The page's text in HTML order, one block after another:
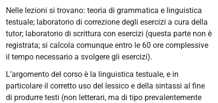
Nelle lezioni si trovano: teoria di grammatica e linguistica
testuale; laboratorio di correzione degli esercizi a cura della
tutor; laboratorio di scrittura con esercizi (questa parte non è
registrata; si calcola comunque entro le 60 ore complessive
il tempo necessario a svolgere gli esercizi).
L’argomento del corso è la linguistica testuale, e in
particolare il corretto uso del lessico e della sintassi al fine
di produrre testi (non letterari, ma di tipo prevalentemente